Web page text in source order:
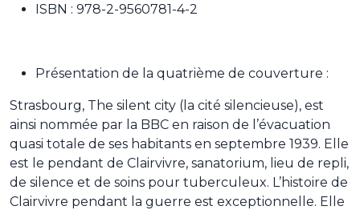
ISBN : 978-2-9560781-4-2
Présentation de la quatrième de couverture :
Strasbourg, The silent city (la cité silencieuse), est
ainsi nommée par la BBC en raison de l’évacuation
quasi totale de ses habitants en septembre 1939. Elle
est le pendant de Clairvivre, sanatorium, lieu de repli,
de silence et de soins pour tuberculeux. L’histoire de
Clairvivre pendant la guerre est exceptionnelle. Elle